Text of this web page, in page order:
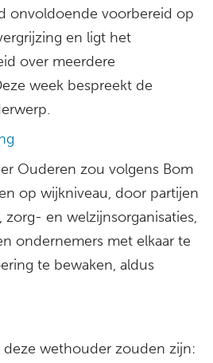
onvoldoende voorbereid op
en ligt het
over meerdere
week bespreekt de
Ouderen zou volgens Bom
op wijkniveau, door partijen
en welzijnsorganisaties,
ondernemers met elkaar te
te bewaken, aldus
deze wethouder zouden zijn: